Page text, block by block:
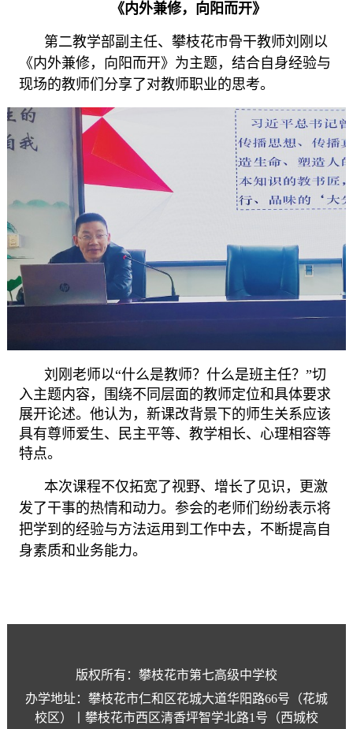
《内外兼修，向阳而开》
第二教学部副主任、 攀枝花市骨干教师刘刚以
《内外兼修，向阳而开》 为主题，结合自身经验与
现场的教师们分享了对教师职业的思考。
刘刚老师以“什么是教师？什么是班主任？”切
入主题内容，围绕不同层面的教师定位和具体要求
展开论述。他认为，新课改背景下的师生关系应该
具有尊师爱生、民主平等、教学相长、心理相容等
特点。
本次课程不仅拓宽了视野、增长了见识，更激
发了干事的热情和动力。参会的老师们纷纷表示将
把学到的经验与方法运用到工作中去，不断提高自
身素质和业务能力。
版权所有：攀枝花市第七高级中学校
办学地址：攀枝花市仁和区花城大道华阳路66号（花城
校区）丨攀枝花市西区清香坪智学北路1号（西城校